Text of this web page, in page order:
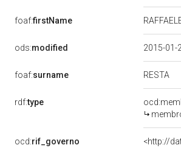
foaf:firstName
ods:modified 2015-01-
foaf:surname RESTA
rdf:type
ocd:rif_governo
<http://